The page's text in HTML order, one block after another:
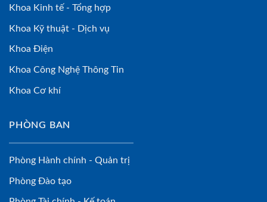
Khoa Kinh tế - Tổng hợp
Khoa Kỹ thuật - Dịch vụ
Khoa Điện
Khoa Công Nghệ Thông Tin
Khoa Cơ khí
PHÒNG BAN
Phòng Hành chính - Quản trị
Phòng Đào tạo